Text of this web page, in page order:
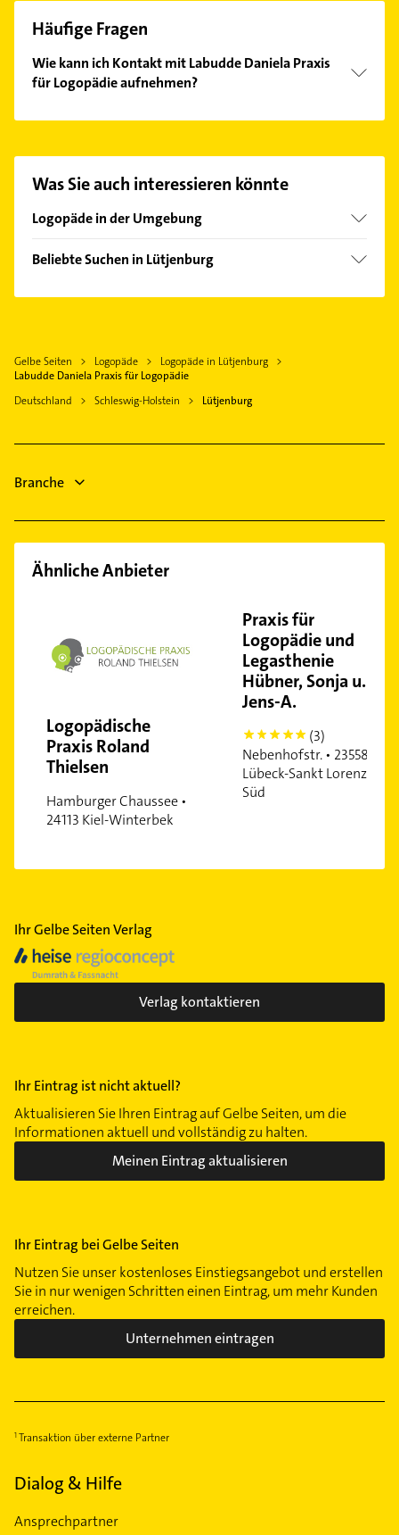
Häufige Fragen
Wie kann ich Kontakt mit Labudde Daniela Praxis
für Logopädie aufnehmen?
Hier finden Sie alleKontaktdaten
Was Sie auch interessieren könnte
Logopäde in der Umgebung
Malente
Schönberg (Holstein)
Kiel
Beliebte Suchen in Lütjenburg
Schreiner
Allgemeinarzt
Steuerberater
Klempner
Gelbe Seiten Logopäde
Logopäde in Lütjenburg
Labudde Daniela Praxis für Logopädie
Deutschland
Schleswig-Holstein Lütjenburg
Branche
Ähnliche Anbieter
Logopädische
Praxis Roland
Thielsen
Hamburger Chaussee •
24113 Kiel-Winterbek
Praxis für
Logopädie und
Legasthenie
Hübner, Sonja u.
Jens-A.
5
(3)
Nebenhofstr. • 23558
Lübeck-Sankt Lorenz
Süd
Ihr Gelbe Seiten Verlag
Verlag kontaktieren
Ihr Eintrag ist nicht aktuell?
Aktualisieren Sie Ihren Eintrag auf Gelbe Seiten, um die
Informationen aktuell und vollständig zu halten.
Meinen Eintrag aktualisieren
Ihr Eintrag bei Gelbe Seiten
Nutzen Sie unser kostenloses Einstiegsangebot und erstellen
Sie in nur wenigen Schritten einen Eintrag, um mehr Kunden
erreichen.
Unternehmen eintragen
Transaktion über externe Partner
Dialog & Hilfe
Ansprechpartner